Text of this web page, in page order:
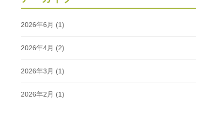
2026年6月 (1)
2026年4月 (2)
2026年3月 (1)
2026年2月 (1)